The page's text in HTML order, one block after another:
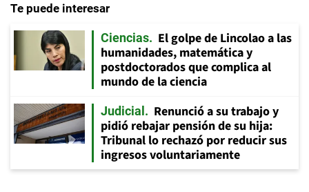
Te puede interesar
Ciencias
El golpe de Lincolao a las
humanidades, matemática y
postdoctorados que complica al
mundo de la ciencia
Judicial
Renunció a su trabajo y
pidió rebajar pensión de su hija:
Tribunal lo rechazó por reducir sus
ingresos voluntariamente